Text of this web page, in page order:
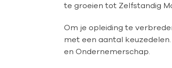
te groeien tot Zelfstandig
Om je opleiding te
met een aantal
en Ondernemerschap.